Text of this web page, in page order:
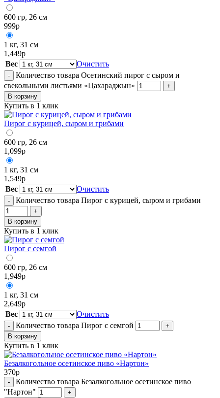
600 гр, 26 см
999р
1 кг, 31 см
1,449р
Вес
Очистить
-
Количество товара Осетинский пирог с сыром и
свекольными листьями «Цахараджын»
+
В корзину
Купить в 1 клик
Пирог с курицей, сыром и грибами
600 гр, 26 см
1,099р
1 кг, 31 см
1,549р
Вес
Очистить
- Количество товара Пирог с курицей, сыром и грибами
+
В корзину
Купить в 1 клик
Пирог с семгой
600 гр, 26 см
1,949р
1 кг, 31 см
2,649р
Вес
Очистить
- Количество товара Пирог с семгой
+
В корзину
Купить в 1 клик
Безалкогольное осетинское пиво «Нартон»
370р
-
Количество товара Безалкогольное осетинское пиво
"Нартон"
+